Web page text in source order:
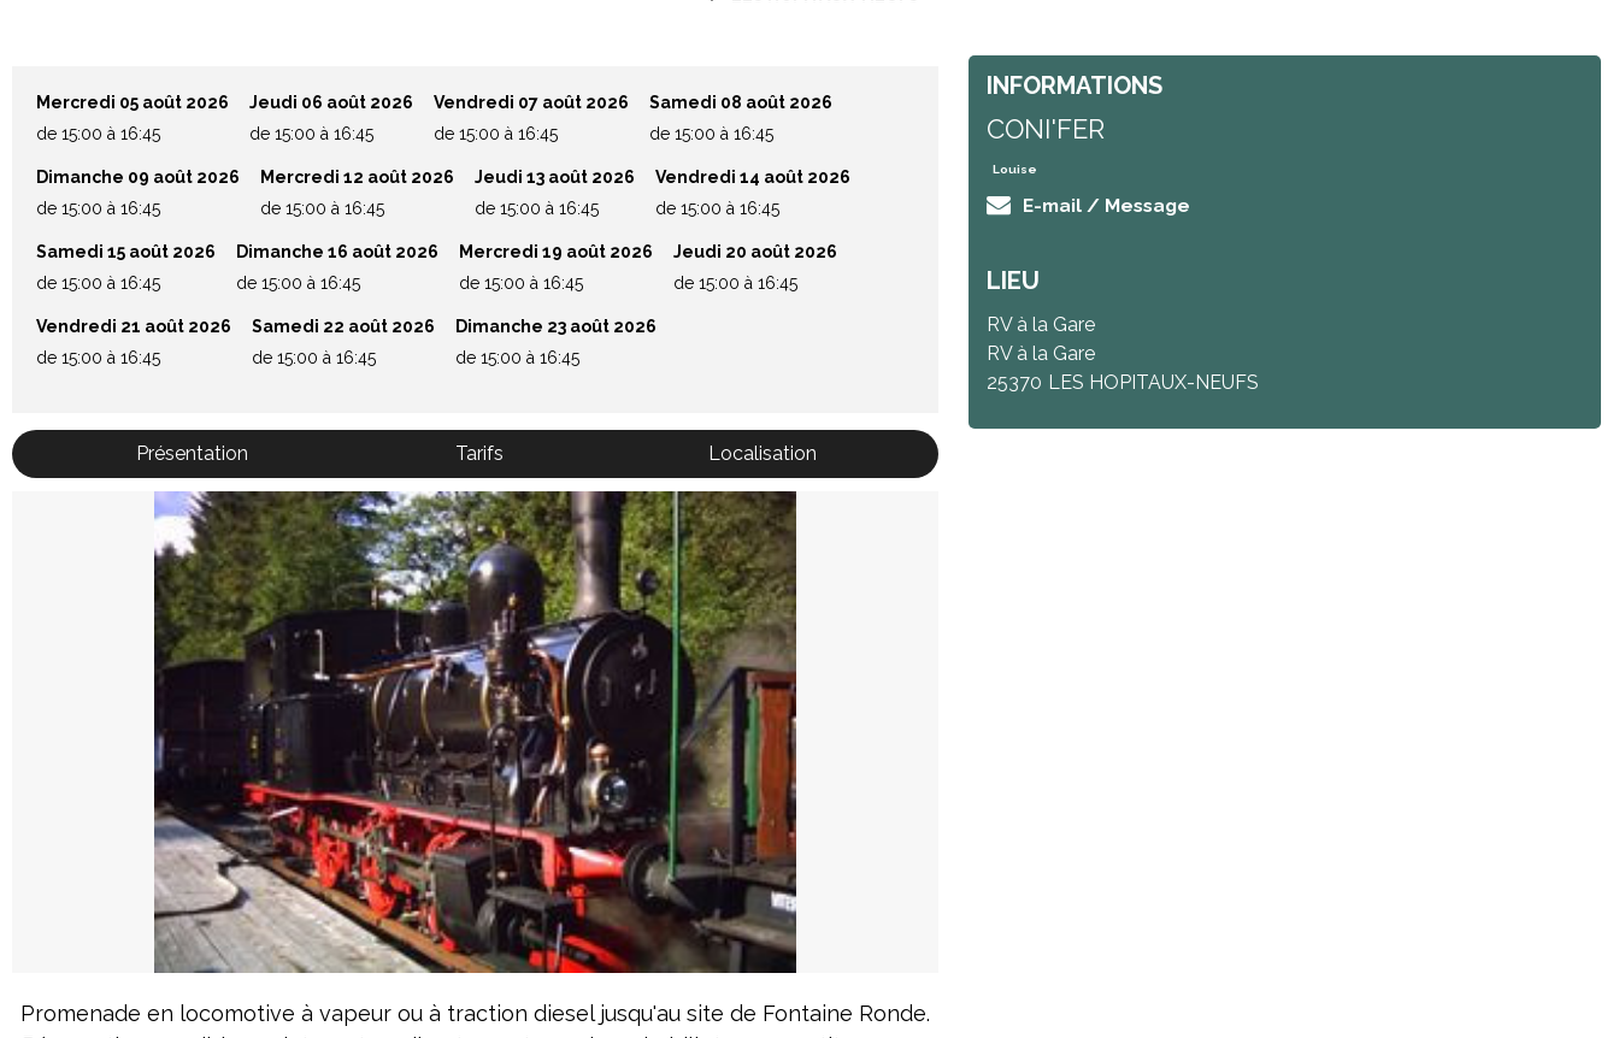
Mercredi 05 août 2026
de 15:00 à 16:45
Jeudi 06 août 2026
de 15:00 à 16:45
Vendredi 07 août 2026
de 15:00 à 16:45
Samedi 08 août 2026
de 15:00 à 16:45
Dimanche 09 août 2026
de 15:00 à 16:45
Mercredi 12 août 2026
de 15:00 à 16:45
Jeudi 13 août 2026
de 15:00 à 16:45
Vendredi 14 août 2026
de 15:00 à 16:45
Samedi 15 août 2026
de 15:00 à 16:45
Dimanche 16 août 2026
de 15:00 à 16:45
Mercredi 19 août 2026
de 15:00 à 16:45
Jeudi 20 août 2026
de 15:00 à 16:45
Vendredi 21 août 2026
de 15:00 à 16:45
Samedi 22 août 2026
de 15:00 à 16:45
Dimanche 23 août 2026
de 15:00 à 16:45
Présentation Tarifs Localisation
Promenade en locomotive à vapeur ou à traction diesel jusqu'au site de Fontaine Ronde.
INFORMATIONS
CONI'FER
Louise
E-mail / Message
LIEU
RV à la Gare
RV à la Gare
25370 LES HOPITAUX-NEUFS